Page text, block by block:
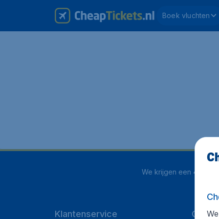
Boek vluchten
We krijgen een 4 uit 5
Klantenservice